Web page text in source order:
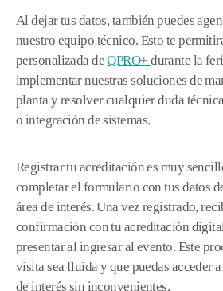
Al dejar tus datos, también puedes
nuestro equipo técnico. Esto te
personalizada deQPRO+durante la
implementar nuestras soluciones de
planta y resolver cualquier duda
o integración de sistemas.
Registrar tu acreditación es muy
completar el formulario con tus datos
área de interés. Una vez registrado,
confirmación con tu acreditación
presentar al ingresar al evento. Este
visita sea fluida y que puedas acceder
de interés sin inconvenientes.